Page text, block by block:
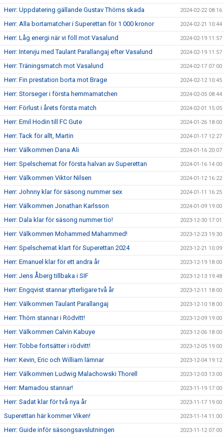
Herr: Uppdatering gällande Gustav Thörns skada 2024-02-22 08:16
Herr: Alla bortamatcher i Superettan för 1 000 kronor 2024-02-21 10:44
Herr: Låg energi när vi föll mot Vasalund 2024-02-19 11:57
Herr: Intervju med Taulant Parallangaj efter Vasalund 2024-02-19 11:57
Herr: Träningsmatch mot Vasalund 2024-02-17 07:00
Herr: Fin prestation borta mot Brage 2024-02-12 10:45
Herr: Storseger i första hemmamatchen 2024-02-05 08:44
Herr: Förlust i årets första match 2024-02-01 15:05
Herr: Emil Hodin till FC Gute 2024-01-26 18:00
Herr: Tack för allt, Martin 2024-01-17 12:27
Herr: Välkommen Dana Ali 2024-01-16 20:07
Herr: Spelschemat för första halvan av Superettan 2024-01-16 14:00
Herr: Välkommen Viktor Nilsen 2024-01-12 16:22
Herr: Johnny klar för säsong nummer sex 2024-01-11 16:25
Herr: Välkommen Jonathan Karlsson 2024-01-09 19:00
Herr: Dala klar för säsong nummer tio! 2023-12-30 17:01
Herr: Välkommen Mohammed Mahammed! 2023-12-23 19:30
Herr: Spelschemat klart för Superettan 2024 2023-12-21 10:09
Herr: Emanuel klar för ett andra år 2023-12-19 18:00
Herr: Jens Åberg tillbaka i SIF 2023-12-13 19:48
Herr: Engqvist stannar ytterligare två år 2023-12-11 18:00
Herr: Välkommen Taulant Parallangaj 2023-12-10 18:00
Herr: Thörn stannar i Rödvitt! 2023-12-09 19:00
Herr: Välkommen Calvin Kabuye 2023-12-06 18:00
Herr: Tobbe fortsätter i rödvitt! 2023-12-05 19:00
Herr: Kevin, Eric och William lämnar 2023-12-04 19:12
Herr: Välkommen Ludwig Malachowski Thorell 2023-12-03 13:00
Herr: Mamadou stannar! 2023-11-19 17:00
Herr: Sadat klar för två nya år 2023-11-17 19:00
Superettan här kommer Viken! 2023-11-14 11:00
Herr: Guide inför säsongsavslutningen 2023-11-12 07:00